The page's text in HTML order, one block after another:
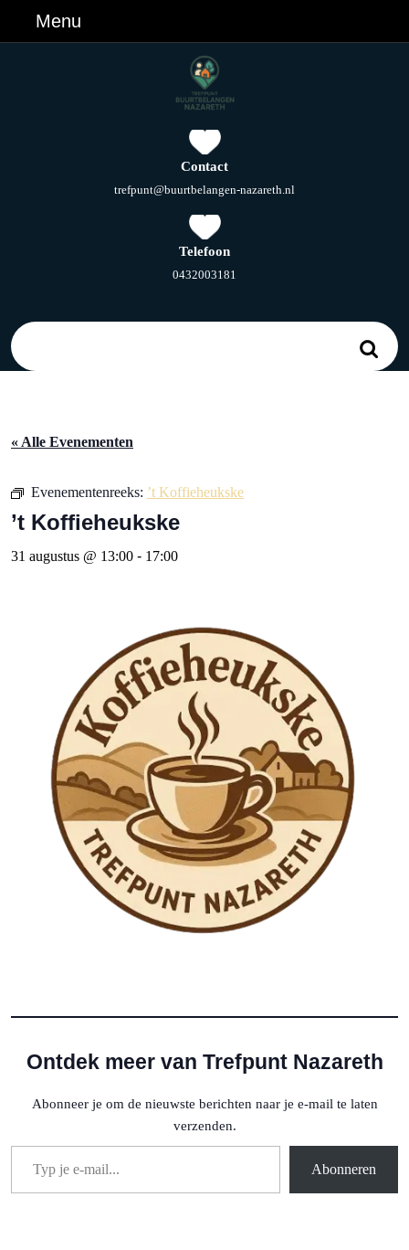
Menu
Contact
trefpunt@buurtbelangen-nazareth.nl
Telefoon
0432003181
« Alle Evenementen
Evenementenreeks: ’t Koffieheukske
’t Koffieheukske
31 augustus @ 13:00 - 17:00
Ontdek meer van Trefpunt Nazareth
Abonneer je om de nieuwste berichten naar je e-mail te laten
verzenden.
Typ je e-mail...
Abonneren